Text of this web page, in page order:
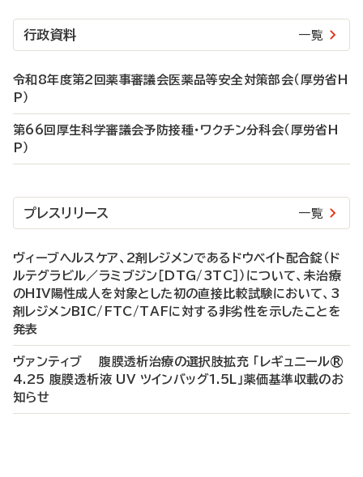
行政資料 一覧
令和8年度第2回薬事審議会医薬品等安全対策部会（厚労省H
P）
第66回厚生科学審議会予防接種・ワクチン分科会（厚労省H
P）
プレスリリース 一覧
ヴィーブヘルスケア、2剤レジメンであるドウベイト配合錠（ド
ルテグラビル／ラミブジン［DTG/3TC］）について、未治療
のHIV陽性成人を対象とした初の直接比較試験において、3
剤レジメンBIC/FTC/TAFに対する非劣性を示したことを
発表
ヴァンティブ 腹膜透析治療の選択肢拡充 「レギュニール®
4.25 腹膜透析液 UV ツインバッグ1.5L」薬価基準収載のお
知らせ